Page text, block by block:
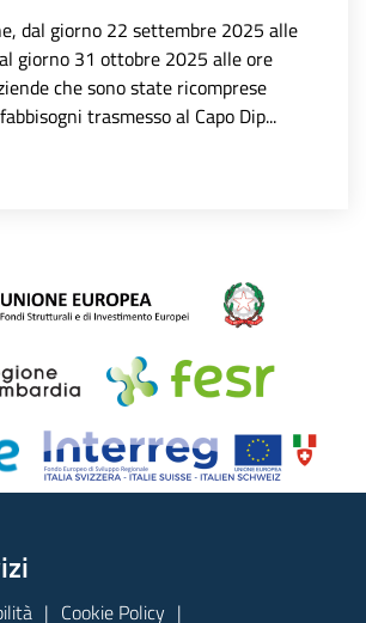
dal giorno 22 settembre 2025 alle
giorno 31 ottobre 2025 alle ore
che sono state ricomprese
trasmesso al Capo Dip...
Cookie Policy